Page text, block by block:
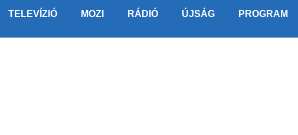
TELEVÍZIÓ MOZI RÁDIÓ ÚJSÁG PROGRAM